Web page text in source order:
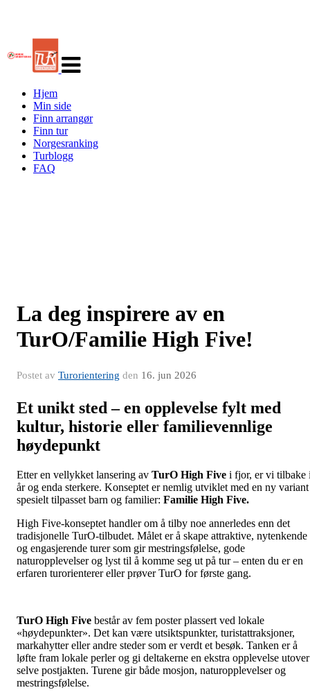
navigasjon
Hjem
Min side
Finn arrangør
Finn tur
Norgesranking
Turblogg
FAQ
La deg inspirere av en
TurO/Familie High Five!
Postet av Turorientering den 16. jun 2026
Et unikt sted – en opplevelse fylt med
kultur, historie eller familievennlige
høydepunkt
Etter en vellykket lansering av TurO High Five i fjor, er vi tilbake
år og enda sterkere. Konseptet er nemlig utviklet med en ny variant
spesielt tilpasset barn og familier: Familie High Five.
High Five-konseptet handler om å tilby noe annerledes enn det
tradisjonelle TurO-tilbudet. Målet er å skape attraktive, nytenkende
og engasjerende turer som gir mestringsfølelse, gode
naturopplevelser og lyst til å komme seg ut på tur – enten du er en
erfaren turorienterer eller prøver TurO for første gang.
TurO High Five består av fem poster plassert ved lokale
«høydepunkter». Det kan være utsiktspunkter, turistattraksjoner,
markahytter eller andre steder som er verdt et besøk. Tanken er å
løfte fram lokale perler og gi deltakerne en ekstra opplevelse utover
selve postjakten. Turene gir både mosjon, naturopplevelser og
mestringsfølelse.